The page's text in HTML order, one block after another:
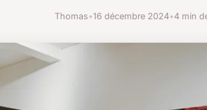
Thomas•16 décembre 2024•4 min